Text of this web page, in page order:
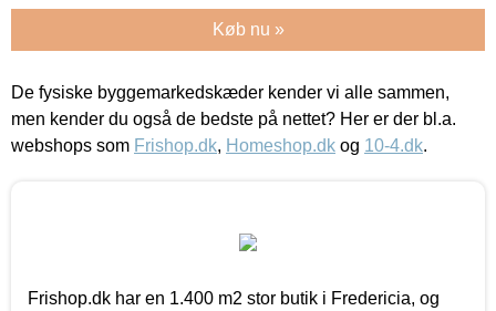
Køb nu »
De fysiske byggemarkedskæder kender vi alle sammen,
men kender du også de bedste på nettet? Her er der bl.a.
webshops som Frishop.dk, Homeshop.dk og 10-4.dk.
Frishop.dk har en 1.400 m2 stor butik i Fredericia, og